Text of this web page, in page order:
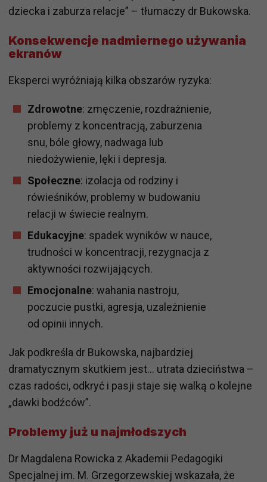
dziecka i zaburza relacje” – tłumaczy dr Bukowska.
Konsekwencje nadmiernego używania
ekranów
Eksperci wyróżniają kilka obszarów ryzyka:
Zdrowotne: zmęczenie, rozdrażnienie,
problemy z koncentracją, zaburzenia
snu, bóle głowy, nadwaga lub
niedożywienie, lęki i depresja.
Społeczne: izolacja od rodziny i
rówieśników, problemy w budowaniu
relacji w świecie realnym.
Edukacyjne: spadek wyników w nauce,
trudności w koncentracji, rezygnacja z
aktywności rozwijających.
Emocjonalne: wahania nastroju,
poczucie pustki, agresja, uzależnienie
od opinii innych.
Jak podkreśla dr Bukowska, najbardziej
dramatycznym skutkiem jest… utrata dzieciństwa –
czas radości, odkryć i pasji staje się walką o kolejne
„dawki bodźców”.
Problemy już u najmłodszych
Dr Magdalena Rowicka z Akademii Pedagogiki
Specjalnej im. M. Grzegorzewskiej wskazała, że